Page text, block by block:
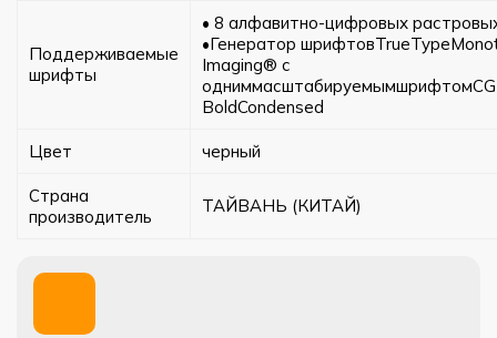
Поддерживаемые
шрифты
• 8 алфавитно-цифровых
•Генератор
Imaging® с
BoldCondensed
Цвет черный
Страна
производитель
ТАЙВАНЬ (КИТАЙ)